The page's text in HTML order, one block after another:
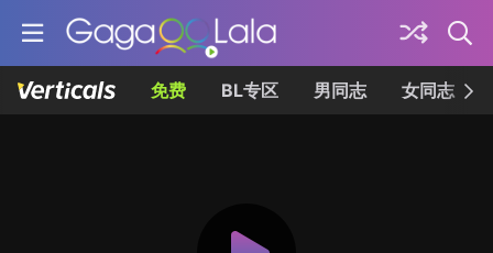
免费 BL专区 男同志 女同志